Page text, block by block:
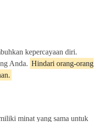
kepercayaan diri.
Anda. Hindari orang-orang
minat yang sama untuk